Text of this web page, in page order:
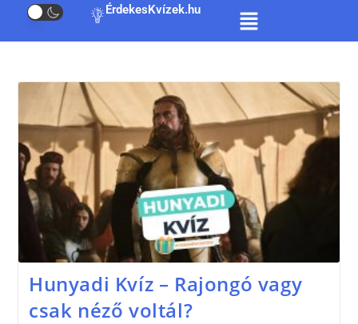
ÉrdekesKvízek.hu
Hunyadi Kvíz – Rajongó vagy
csak néző voltál?